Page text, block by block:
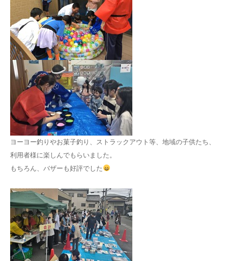
ヨーヨー釣りやお菓子釣り、ストラックアウト等、地域の子供たち、
利用者様に楽しんでもらいました。
もちろん、バザーも好評でした